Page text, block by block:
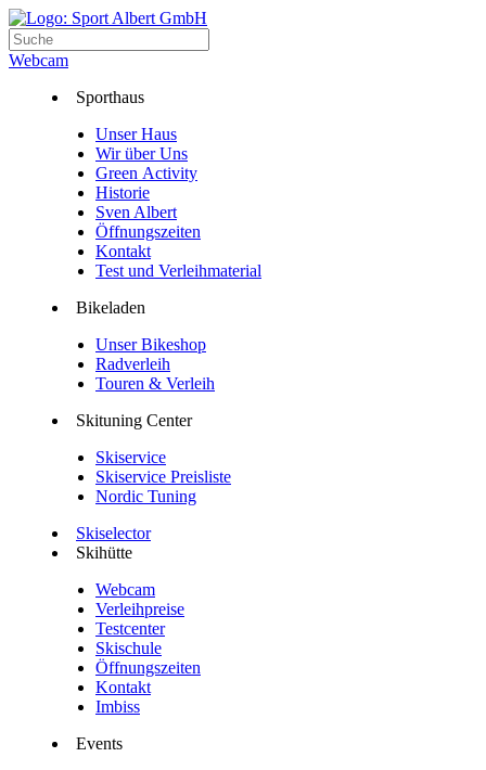
Webcam
Sporthaus
Unser Haus
Wir über Uns
Green Activity
Historie
Sven Albert
Öffnungszeiten
Kontakt
Test und Verleihmaterial
Bikeladen
Unser Bikeshop
Radverleih
Touren & Verleih
Skituning Center
Skiservice
Skiservice Preisliste
Nordic Tuning
Skiselector
Skihütte
Webcam
Verleihpreise
Testcenter
Skischule
Öffnungszeiten
Kontakt
Imbiss
Events